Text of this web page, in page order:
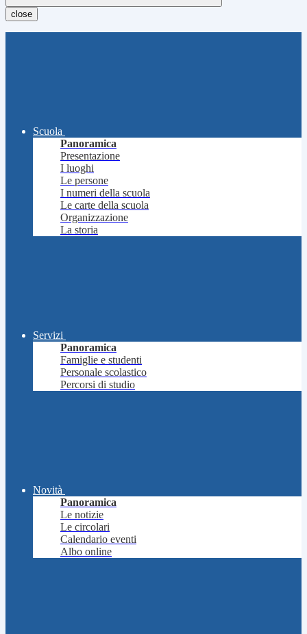
close
Scuola
Panoramica
Presentazione
I luoghi
Le persone
I numeri della scuola
Le carte della scuola
Organizzazione
La storia
Servizi
Panoramica
Famiglie e studenti
Personale scolastico
Percorsi di studio
Novità
Panoramica
Le notizie
Le circolari
Calendario eventi
Albo online